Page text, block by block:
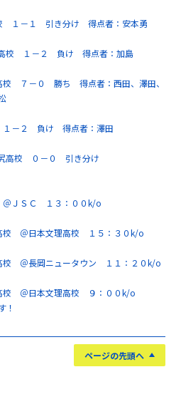
１－１ 引き分け 得点者：安本勇
校 １－２ 負け 得点者：加島
７－０ 勝ち 得点者：西田、澤田、
－２ 負け 得点者：澤田
高校 ０－０ 引き分け
ＪＳＣ １３：００k/o
＠日本文理高校 １５：３０k/o
＠長岡ニュータウン １１：２０k/o
＠日本文理高校 ９：００k/o
！
ページの先頭へ